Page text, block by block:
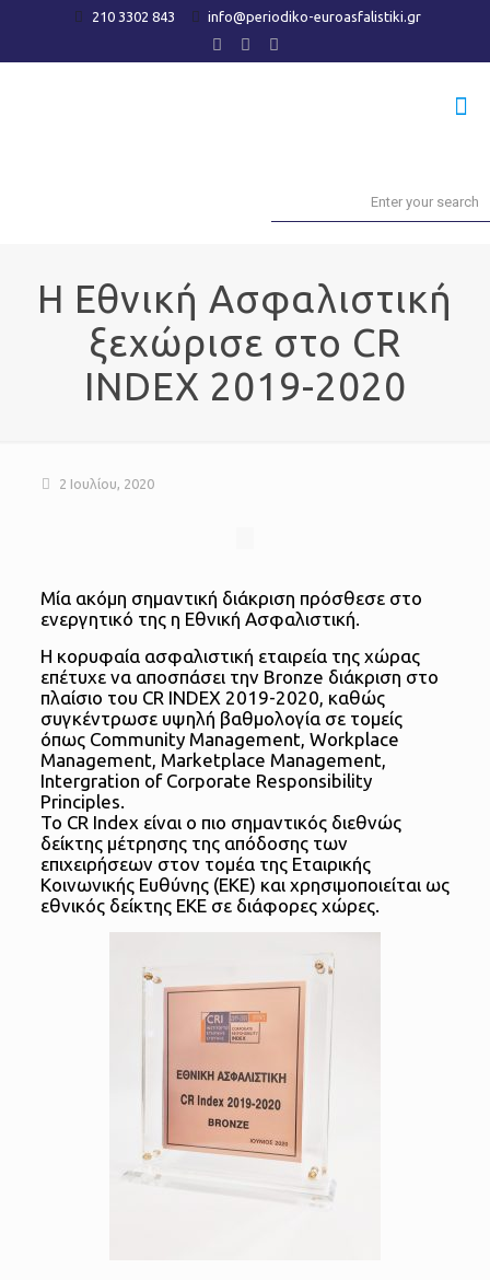
210 3302 843 info@periodiko-euroasfalistiki.gr
Η Εθνική Ασφαλιστική
ξεχώρισε στο CR
INDEX 2019-2020
2 Ιουλίου, 2020
Μία ακόμη σημαντική διάκριση πρόσθεσε στο
ενεργητικό της η Εθνική Ασφαλιστική.
Η κορυφαία ασφαλιστική εταιρεία της χώρας
επέτυχε να αποσπάσει την Bronze διάκριση στο
πλαίσιο του CR INDEX 2019-2020, καθώς
συγκέντρωσε υψηλή βαθμολογία σε τομείς
όπως Community Management, Workplace
Management, Marketplace Management,
Intergration of Corporate Responsibility
Principles.
Το CR Index είναι ο πιο σημαντικός διεθνώς
δείκτης μέτρησης της απόδοσης των
επιχειρήσεων στον τομέα της Εταιρικής
Κοινωνικής Ευθύνης (ΕΚΕ) και χρησιμοποιείται ως
εθνικός δείκτης ΕΚΕ σε διάφορες χώρες.